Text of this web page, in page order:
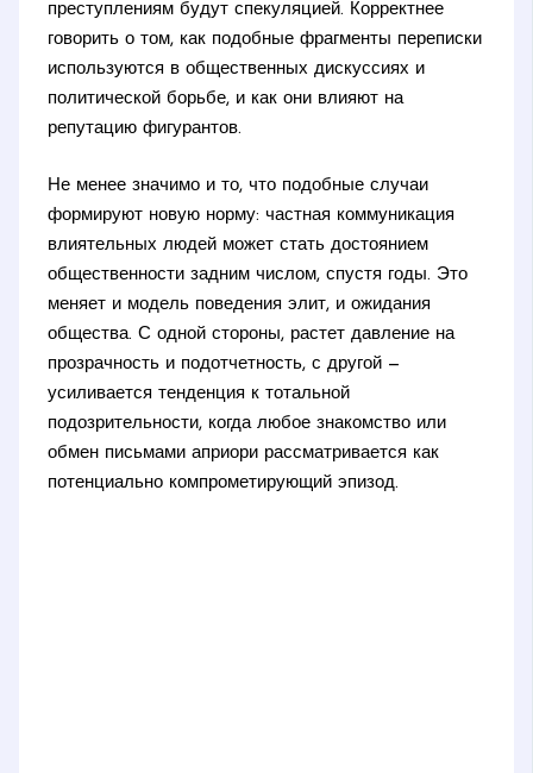
преступлениям будут спекуляцией. Корректнее
говорить о том, как подобные фрагменты переписки
используются в общественных дискуссиях и
политической борьбе, и как они влияют на
репутацию фигурантов.
Не менее значимо и то, что подобные случаи
формируют новую норму: частная коммуникация
влиятельных людей может стать достоянием
общественности задним числом, спустя годы. Это
меняет и модель поведения элит, и ожидания
общества. С одной стороны, растет давление на
прозрачность и подотчетность, с другой —
усиливается тенденция к тотальной
подозрительности, когда любое знакомство или
обмен письмами априори рассматривается как
потенциально компрометирующий эпизод.